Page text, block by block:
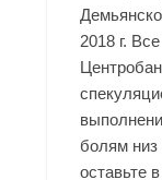
2018 г.
болям низ
оставьте